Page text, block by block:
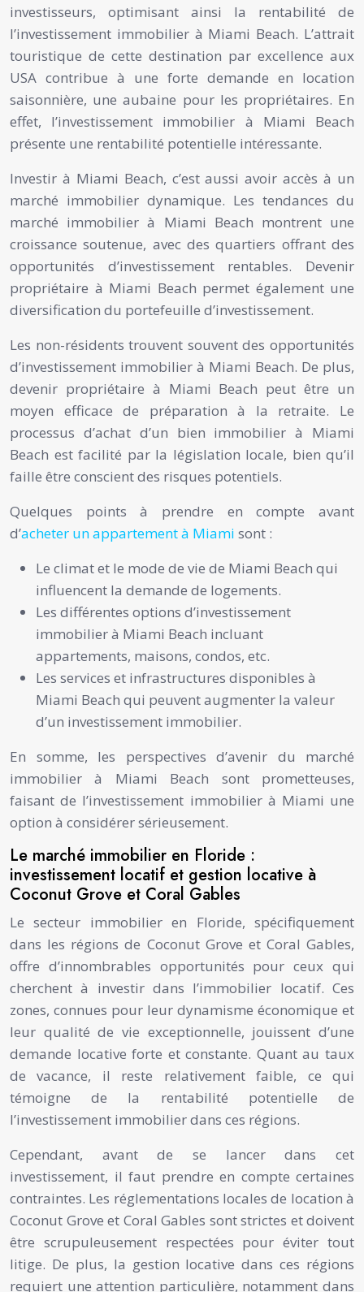
investisseurs, optimisant ainsi la rentabilité de
l’investissement immobilier à Miami Beach. L’attrait
touristique de cette destination par excellence aux
USA contribue à une forte demande en location
saisonnière, une aubaine pour les propriétaires. En
effet, l’investissement immobilier à Miami Beach
présente une rentabilité potentielle intéressante.
Investir à Miami Beach, c’est aussi avoir accès à un
marché immobilier dynamique. Les tendances du
marché immobilier à Miami Beach montrent une
croissance soutenue, avec des quartiers offrant des
opportunités d’investissement rentables. Devenir
propriétaire à Miami Beach permet également une
diversification du portefeuille d’investissement.
Les non-résidents trouvent souvent des opportunités
d’investissement immobilier à Miami Beach. De plus,
devenir propriétaire à Miami Beach peut être un
moyen efficace de préparation à la retraite. Le
processus d’achat d’un bien immobilier à Miami
Beach est facilité par la législation locale, bien qu’il
faille être conscient des risques potentiels.
Quelques points à prendre en compte avant
d’acheter un appartement à Miami sont :
Le climat et le mode de vie de Miami Beach qui
influencent la demande de logements.
Les différentes options d’investissement
immobilier à Miami Beach incluant
appartements, maisons, condos, etc.
Les services et infrastructures disponibles à
Miami Beach qui peuvent augmenter la valeur
d’un investissement immobilier.
En somme, les perspectives d’avenir du marché
immobilier à Miami Beach sont prometteuses,
faisant de l’investissement immobilier à Miami une
option à considérer sérieusement.
Le marché immobilier en Floride :
investissement locatif et gestion locative à
Coconut Grove et Coral Gables
Le secteur immobilier en Floride, spécifiquement
dans les régions de Coconut Grove et Coral Gables,
offre d’innombrables opportunités pour ceux qui
cherchent à investir dans l’immobilier locatif. Ces
zones, connues pour leur dynamisme économique et
leur qualité de vie exceptionnelle, jouissent d’une
demande locative forte et constante. Quant au taux
de vacance, il reste relativement faible, ce qui
témoigne de la rentabilité potentielle de
l’investissement immobilier dans ces régions.
Cependant, avant de se lancer dans cet
investissement, il faut prendre en compte certaines
contraintes. Les réglementations locales de location à
Coconut Grove et Coral Gables sont strictes et doivent
être scrupuleusement respectées pour éviter tout
litige. De plus, la gestion locative dans ces régions
requiert une attention particulière, notamment dans